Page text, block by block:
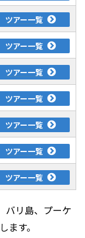
ツアー一覧
ツアー一覧
ツアー一覧
ツアー一覧
ツアー一覧
ツアー一覧
ツアー一覧
バリ島、プーケ
ます。